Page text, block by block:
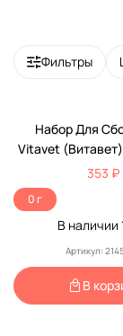
Фильтры
Набор Для
Vitavet
353 ₽
0 г
В наличии
Артикул:
В